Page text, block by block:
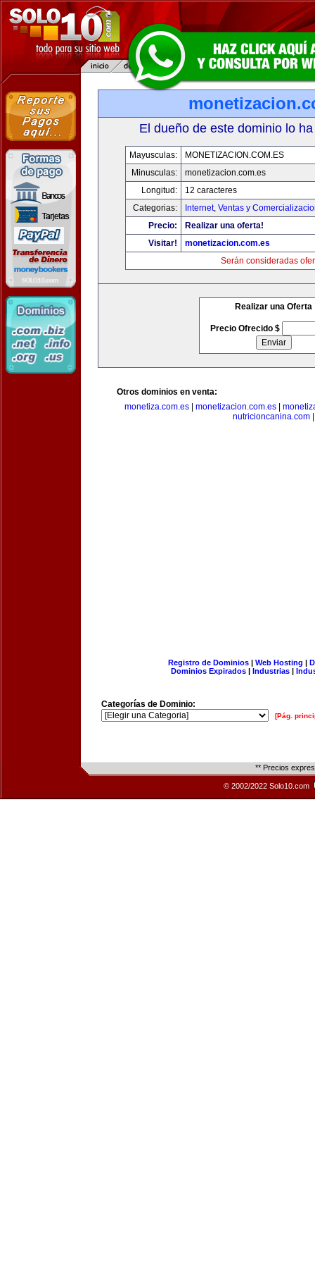
El dueño de este dominio lo
Mayusculas:
MONETIZACION.COM.ES
Minusculas:
monetizacion.com.es
Longitud:
12 caracteres
Categorias:
Internet, Ventas y
Precio:
Realizar una oferta!
Visitar!
monetizacion.com.es
Serán consideradas
Realizar una Oferta
Precio Ofrecido $
Otros dominios en venta:
monetiza.com.es| monetizacion.com.es|
nutricioncanina.com
Registro de Dominios| Web Hosting |
Dominios Expirados | Industrias |
Categorías de Dominio:
[Pág.
** Precios
© 2002/2022 Solo10.com